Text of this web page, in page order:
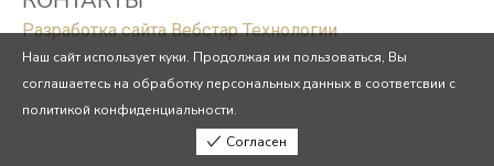
Разработка сайта Вебстар Технологии
Наш сайт использует куки. Продолжая им пользоваться, Вы
соглашаетесь на обработку персональных данных в соответсвии с
политикой конфиденциальности.
Согласен